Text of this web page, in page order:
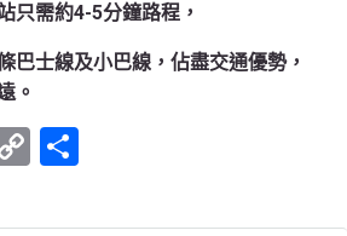
只需約4-5分鐘路程，
巴士線及小巴線，佔盡交通優勢，
。
Copy